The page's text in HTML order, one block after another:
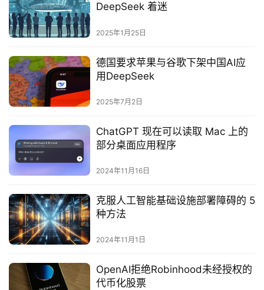
DeepSeek 着迷
2025年1月25日
德国要求苹果与谷歌下架中国AI应
用DeepSeek
2025年7月2日
ChatGPT 现在可以读取 Mac 上的
部分桌面应用程序
2024年11月16日
克服人工智能基础设施部署障碍的 5
种方法
2024年11月1日
OpenAI拒绝Robinhood未经授权的
代币化股票